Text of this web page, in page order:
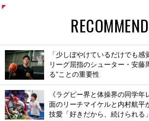
RECOMMEND
「少しぼやけているだけでも
リーグ屈指のシューター・安藤
る”ことの重要性
《ラグビー界と体操界の同学
面のリーチマイケルと内村航平
技愛「好きだから、続けられる」